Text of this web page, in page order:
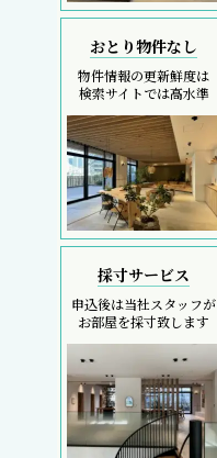
おとり物件なし
物件情報の更新鮮度は
検索サイトでは高水準
採寸サービス
申込後は当社スタッフが
お部屋を採寸致します